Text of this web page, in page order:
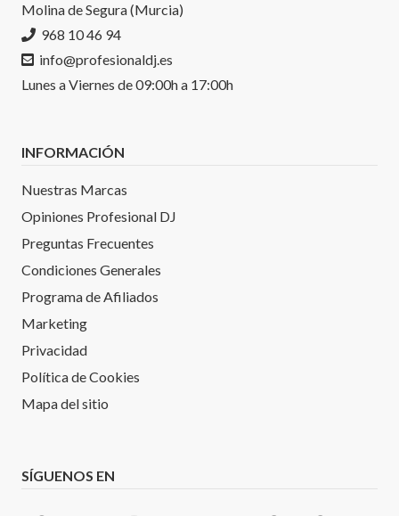
Molina de Segura (Murcia)
968 10 46 94
info@profesionaldj.es
Lunes a Viernes de 09:00h a 17:00h
INFORMACIÓN
Nuestras Marcas
Opiniones Profesional DJ
Preguntas Frecuentes
Condiciones Generales
Programa de Afiliados
Marketing
Privacidad
Política de Cookies
Mapa del sitio
SÍGUENOS EN